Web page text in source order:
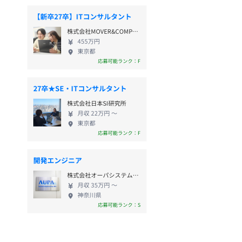
【新卒27卒】ITコンサルタント
株式会社MOVER&COMPANY
455万円
東京都
応募可能ランク：F
27卒★SE・ITコンサルタント
株式会社日本SI研究所
月収 22万円 〜
東京都
応募可能ランク：F
開発エンジニア
株式会社オーパシステムエンジニアリング
月収 35万円 〜
神奈川県
応募可能ランク：S